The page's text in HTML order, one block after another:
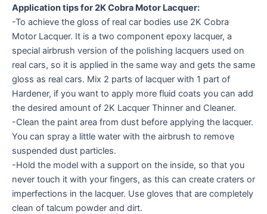
Application tips for 2K Cobra Motor Lacquer:
-To achieve the gloss of real car bodies use 2K Cobra
Motor Lacquer. It is a two component epoxy lacquer, a
special airbrush version of the polishing lacquers used on
real cars, so it is applied in the same way and gets the same
gloss as real cars. Mix 2 parts of lacquer with 1 part of
Hardener, if you want to apply more fluid coats you can add
the desired amount of 2K Lacquer Thinner and Cleaner.
-Clean the paint area from dust before applying the lacquer.
You can spray a little water with the airbrush to remove
suspended dust particles.
-Hold the model with a support on the inside, so that you
never touch it with your fingers, as this can create craters or
imperfections in the lacquer. Use gloves that are completely
clean of talcum powder and dirt.